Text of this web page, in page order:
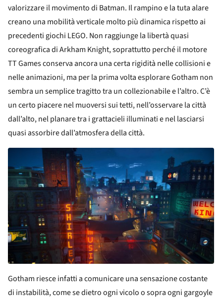
valorizzare il movimento di Batman. Il rampino e la tuta alare
creano una mobilità verticale molto più dinamica rispetto ai
precedenti giochi LEGO. Non raggiunge la libertà quasi
coreografica di Arkham Knight, soprattutto perché il motore
TT Games conserva ancora una certa rigidità nelle collisioni e
nelle animazioni, ma per la prima volta esplorare Gotham non
sembra un semplice tragitto tra un collezionabile e l’altro. C’è
un certo piacere nel muoversi sui tetti, nell’osservare la città
dall’alto, nel planare tra i grattacieli illuminati e nel lasciarsi
quasi assorbire dall’atmosfera della città.
Gotham riesce infatti a comunicare una sensazione costante
di instabilità, come se dietro ogni vicolo o sopra ogni gargoyle